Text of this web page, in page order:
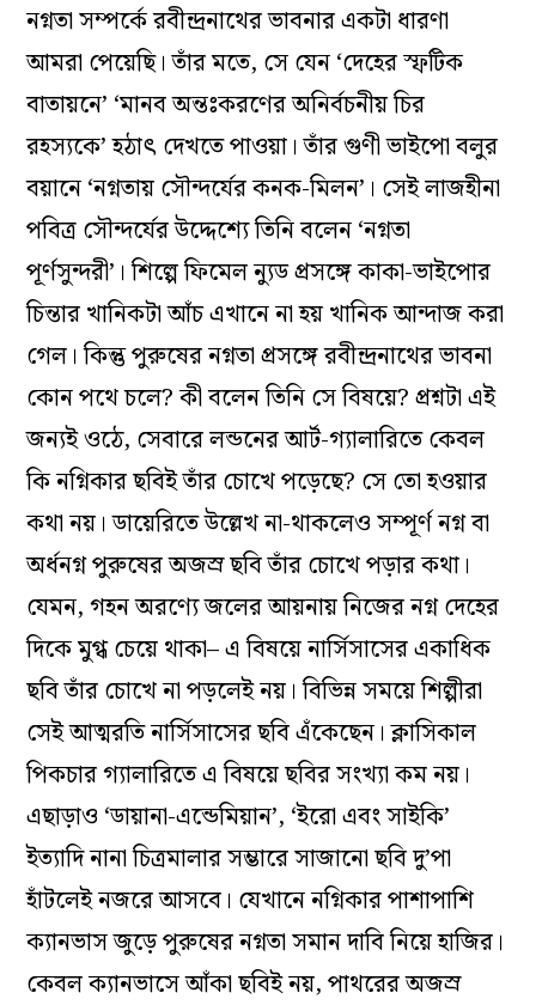
নগ্নতা সম্পর্কে রবীন্দ্রনাথের ভাবনার একটা ধারণা
আমরা পেয়েছি। তাঁর মতে, সে যেন ‘দেহের স্ফটিক
বাতায়নে’ ‘মানব অন্তঃকরণের অনির্বচনীয় চির
রহস্যকে’ হঠাৎ দেখতে পাওয়া। তাঁর গুণী ভাইপো বলুর
বয়ানে ‘নগ্নতায় সৌন্দর্যের কনক-মিলন’। সেই লাজহীনা
পবিত্র সৌন্দর্যের উদ্দেশ্যে তিনি বলেন ‘নগ্নতা
পূর্ণসুন্দরী’। শিল্পে ফিমেল ন্যুড প্রসঙ্গে কাকা-ভাইপোর
চিন্তার খানিকটা আঁচ এখানে না হয় খানিক আন্দাজ করা
গেল। কিন্তু পুরুষের নগ্নতা প্রসঙ্গে রবীন্দ্রনাথের ভাবনা
কোন পথে চলে? কী বলেন তিনি সে বিষয়ে? প্রশ্নটা এই
জন্যই ওঠে, সেবারে লন্ডনের আর্ট-গ্যালারিতে কেবল
কি নগ্নিকার ছবিই তাঁর চোখে পড়েছে? সে তো হওয়ার
কথা নয়। ডায়েরিতে উল্লেখ না-থাকলেও সম্পূর্ণ নগ্ন বা
অর্ধনগ্ন পুরুষের অজস্র ছবি তাঁর চোখে পড়ার কথা।
যেমন, গহন অরণ্যে জলের আয়নায় নিজের নগ্ন দেহের
দিকে মুগ্ধ চেয়ে থাকা– এ বিষয়ে নার্সিসাসের একাধিক
ছবি তাঁর চোখে না পড়লেই নয়। বিভিন্ন সময়ে শিল্পীরা
সেই আত্মরতি নার্সিসাসের ছবি এঁকেছেন। ক্লাসিকাল
পিকচার গ্যালারিতে এ বিষয়ে ছবির সংখ্যা কম নয়।
এছাড়াও ‘ডায়ানা-এন্ডেমিয়ান’, ‘ইরো এবং সাইকি’
ইত্যাদি নানা চিত্রমালার সম্ভারে সাজানো ছবি দু’পা
হাঁটলেই নজরে আসবে। যেখানে নগ্নিকার পাশাপাশি
ক্যানভাস জুড়ে পুরুষের নগ্নতা সমান দাবি নিয়ে হাজির।
কেবল ক্যানভাসে আঁকা ছবিই নয়, পাথরের অজস্র